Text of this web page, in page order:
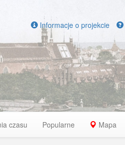
Informacje o projekcie
czasu Popularne Mapa